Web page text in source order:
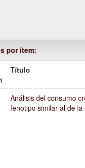
por ítem:
Título
Análisis del consumo
fenotipo similar al de la